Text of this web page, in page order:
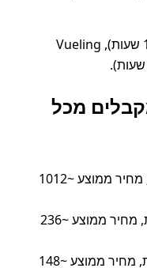
Transavia France (~18 שעות), Vueling
מכל
טיסה: זמן ממוצע 11 שעות, מחיר ממוצע ~1012
רכבת: זמן ממוצע 2.5 שעות, מחיר ממוצע ~236
אוטובוס: זמן ממוצע 6 שעות, מחיר ממוצע ~148